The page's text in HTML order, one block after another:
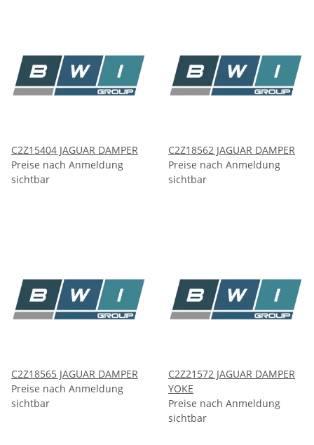
C2Z15404 JAGUAR DAMPER
Preise nach Anmeldung
sichtbar
C2Z18562 JAGUAR DAMPER
Preise nach Anmeldung
sichtbar
C2Z18565 JAGUAR DAMPER
Preise nach Anmeldung
sichtbar
C2Z21572 JAGUAR DAMPER
YOKE
Preise nach Anmeldung
sichtbar